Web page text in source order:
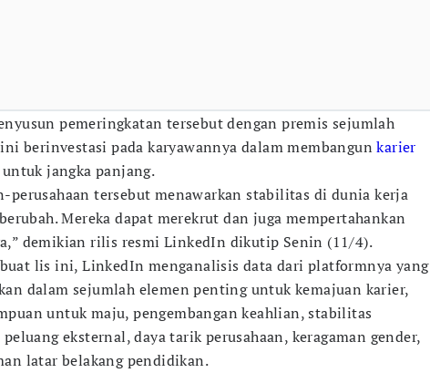
pemeringkatan tersebut dengan premis sejumlah
berinvestasi pada karyawannya dalam membangunkarier
untuk jangka panjang.
perusahaan tersebut menawarkan stabilitas di dunia kerja
Mereka dapat merekrut dan juga mempertahankan
demikian rilis resmi LinkedIn dikutip Senin (11/4).
lis ini, LinkedIn menganalisis data dari platformnya yang
dalam sejumlah elemen penting untuk kemajuan karier,
untuk maju, pengembangan keahlian, stabilitas
peluang eksternal, daya tarik perusahaan, keragaman gender,
latar belakang pendidikan.